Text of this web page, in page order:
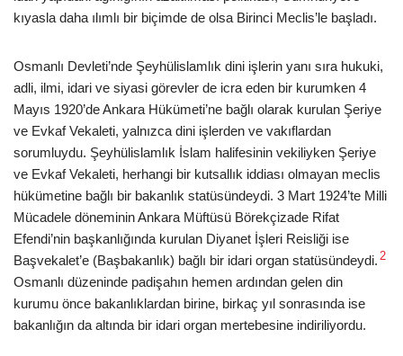
kıyasla daha ılımlı bir biçimde de olsa Birinci Meclis’le başladı.
Osmanlı Devleti’nde Şeyhülislamlık dini işlerin yanı sıra hukuki,
adli, ilmi, idari ve siyasi görevler de icra eden bir kurumken 4
Mayıs 1920’de Ankara Hükümeti’ne bağlı olarak kurulan Şeriye
ve Evkaf Vekaleti, yalnızca dini işlerden ve vakıflardan
sorumluydu. Şeyhülislamlık İslam halifesinin vekiliyken Şeriye
ve Evkaf Vekaleti, herhangi bir kutsallık iddiası olmayan meclis
hükümetine bağlı bir bakanlık statüsündeydi. 3 Mart 1924’te Milli
Mücadele döneminin Ankara Müftüsü Börekçizade Rifat
Efendi’nin başkanlığında kurulan Diyanet İşleri Reisliği ise
Başvekalet’e (Başbakanlık) bağlı bir idari organ statüsündeydi. 2
Osmanlı düzeninde padişahın hemen ardından gelen din
kurumu önce bakanlıklardan birine, birkaç yıl sonrasında ise
bakanlığın da altında bir idari organ mertebesine indiriliyordu.